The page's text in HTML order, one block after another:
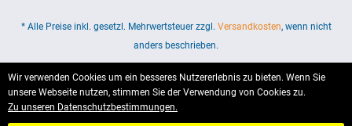
* Alle Preise inkl. gesetzl. Mehrwertsteuer zzgl. Versandkosten, wenn nicht
anders beschrieben.
Wir verwenden Cookies um ein besseres Nutzererlebnis zu bieten. Wenn Sie
unsere Webseite nutzen, stimmen Sie der Verwendung von Cookies zu.
Zu unseren Datenschutzbestimmungen.